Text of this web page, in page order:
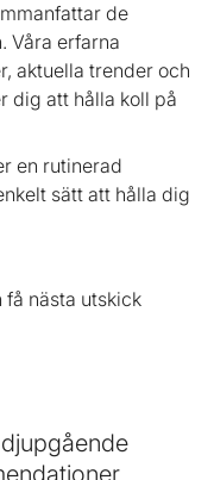
de
Våra erfarna
aktuella trender och
dig att hålla koll på
en rutinerad
sätt att hålla dig
nästa utskick